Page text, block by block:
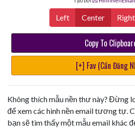
Left Center Right
Copy To
[+] Fav (Cần Đăng
Không thích mẫu nền thư này? Đừng
để xem các hình nền email tương tự.
bạn sẽ tìm thấy một mẫu email khác